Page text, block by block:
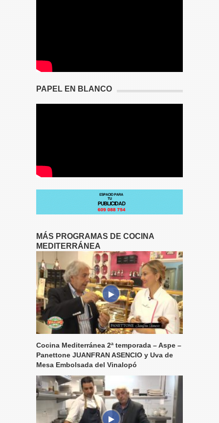
PAPEL EN BLANCO
MÁS PROGRAMAS DE COCINA
MEDITERRÁNEA
Cocina Mediterránea 2ª temporada – Aspe –
Panettone JUANFRAN ASENCIO y Uva de
Mesa Embolsada del Vinalopó